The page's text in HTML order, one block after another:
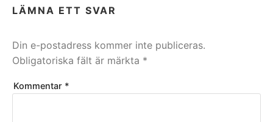
LÄMNA ETT SVAR
Din e-postadress kommer inte publiceras.
Obligatoriska fält är märkta *
Kommentar *